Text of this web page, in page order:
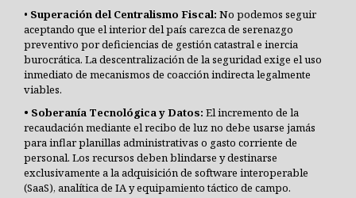
• Superación del Centralismo Fiscal: No podemos seguir
aceptando que el interior del país carezca de serenazgo
preventivo por deficiencias de gestión catastral e inercia
burocrática. La descentralización de la seguridad exige el uso
inmediato de mecanismos de coacción indirecta legalmente
viables.
• Soberanía Tecnológica y Datos: El incremento de la
recaudación mediante el recibo de luz no debe usarse jamás
para inflar planillas administrativas o gasto corriente de
personal. Los recursos deben blindarse y destinarse
exclusivamente a la adquisición de software interoperable
(SaaS), analítica de IA y equipamiento táctico de campo.